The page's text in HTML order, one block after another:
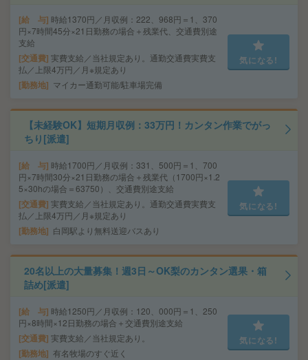
給 与 時給1370円／月収例：222、968円＝1、370
円×7時間45分×21日勤務の場合＋残業代、交通費別途
支給
交通費 実費支給／当社規定あり。通勤交通費実費支
払／上限4万円／月※規定あり
勤務地 マイカー通勤可能/駐車場完備
気になる!
【未経験OK】短期月収例：33万円！カンタン作業でがっ
ちり[派遣]
給 与 時給1700円／月収例：331、500円＝1、700
円×7時間30分×21日勤務の場合＋残業代（1700円×1.2
5×30hの場合＝63750）、交通費別途支給
交通費 実費支給／当社規定あり。通勤交通費実費支
払／上限4万円／月※規定あり
勤務地 白岡駅より無料送迎バスあり
気になる!
20名以上の大量募集！週3日～OK梨のカンタン選果・箱
詰め[派遣]
給 与 時給1250円／月収例：120、000円＝1、250
円×8時間×12日勤務の場合＋交通費別途支給
交通費 実費支給／当社規定あり。
勤務地 有名牧場のすぐ近く
気になる!